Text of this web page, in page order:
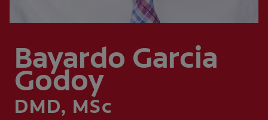
Bayardo Garcia
Godoy
DMD, MSc